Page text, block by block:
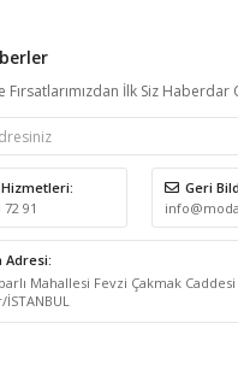
Fırsatlarımızdan İlk Siz Haberdar
72 91
Geri
Adresi:
Mahallesi Fevzi Çakmak Caddesi
İSTANBUL